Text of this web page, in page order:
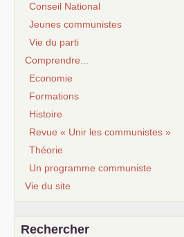
Conseil National
Jeunes communistes
Vie du parti
Comprendre...
Economie
Formations
Histoire
Revue « Unir les communistes »
Théorie
Un programme communiste
Vie du site
Rechercher